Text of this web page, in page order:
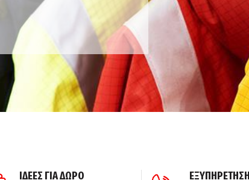
ΙΔΕΕΣ ΓΙΑ ΔΩΡΟ